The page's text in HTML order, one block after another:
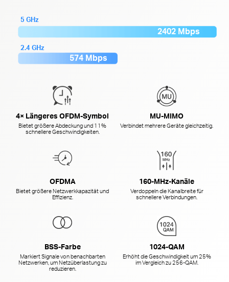
5 GHz
2402 Mbps
2.4 GHz
574 Mbps
4× Längeres OFDM-Symbol
Bietet größere Abdeckung und 11%
schnellere Geschwindigkeiten.
MU-MIMO
Verbindet mehrere Geräte gleichzeitig.
OFDMA
Bietet größere Netzwerkkapazität und
Effizienz.
160-MHz-Kanäle
Verdoppeln die Kanalbreite für
schnellere Verbindungen.
BSS-Farbe
Markiert Signale von benachbarten
Netzwerken, um Netzüberlastung zu
reduzieren.
1024-QAM
Erhöht die Geschwindigkeit um 25%
im Vergleich zu256-QAM.